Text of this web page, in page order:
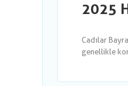
2025
Cadılar
genellikle